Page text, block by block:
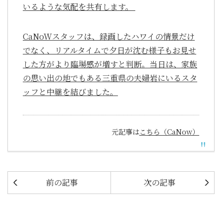
いるような気配を共有します。
CaNoWスタッフは、録画したハワイの情景だけ
でなく、リアルタイムで夕日が沈む様子もお見せ
した方がより臨場感が増すと判断。当日は、家族
の思い出の地でもある三重県の夫婦岩にいるスタ
ッフと中継を結びました。
元記事はこちら（CaNow）
前の記事 次の記事